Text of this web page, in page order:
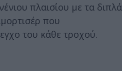
πλαισίου με τα διπλά
που
του κάθε τροχού.